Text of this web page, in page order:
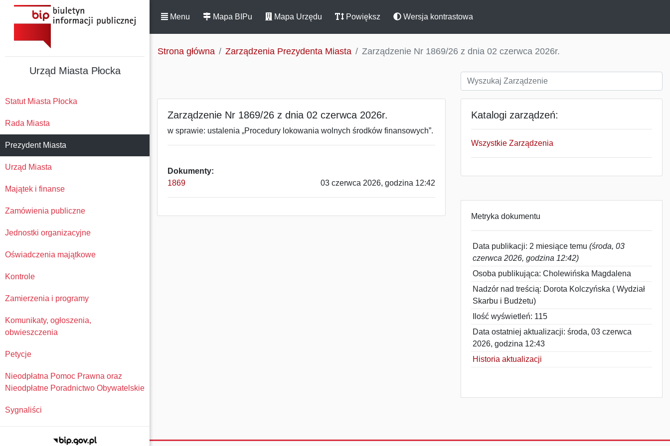
Urząd Miasta Płocka
Statut Miasta Płocka
Rada Miasta
Prezydent Miasta
Urząd Miasta
Majątek i finanse
Zamówienia publiczne
Jednostki organizacyjne
Oświadczenia majątkowe
Kontrole
Zamierzenia i programy
Komunikaty, ogłoszenia,
obwieszczenia
Petycje
Nieodpłatna Pomoc Prawna oraz
Nieodpłatne Poradnictwo Obywatelskie
Sygnaliści
Menu Mapa BIPu Mapa Urzędu Powiększ Wersja kontrastowa
Strona główna Zarządzenia Prezydenta Miasta Zarządzenie Nr 1869/26 z dnia 02 czerwca 2026r.
Zarządzenie Nr 1869/26 z dnia 02 czerwca 2026r.
w sprawie: ustalenia „Procedury lokowania wolnych środków finansowych”.
Dokumenty:
1869
03 czerwca 2026, godzina 12:42
Katalogi zarządzeń:
Wszystkie Zarządzenia
Metryka dokumentu
Data publikacji: 2 miesiące temu (środa, 03
czerwca 2026, godzina 12:42)
Osoba publikująca: Cholewińska Magdalena
Nadzór nad treścią: Dorota Kolczyńska ( Wydział
Skarbu i Budżetu)
Ilość wyświetleń: 115
Data ostatniej aktualizacji: środa, 03 czerwca
2026, godzina 12:43
Historia aktualizacji